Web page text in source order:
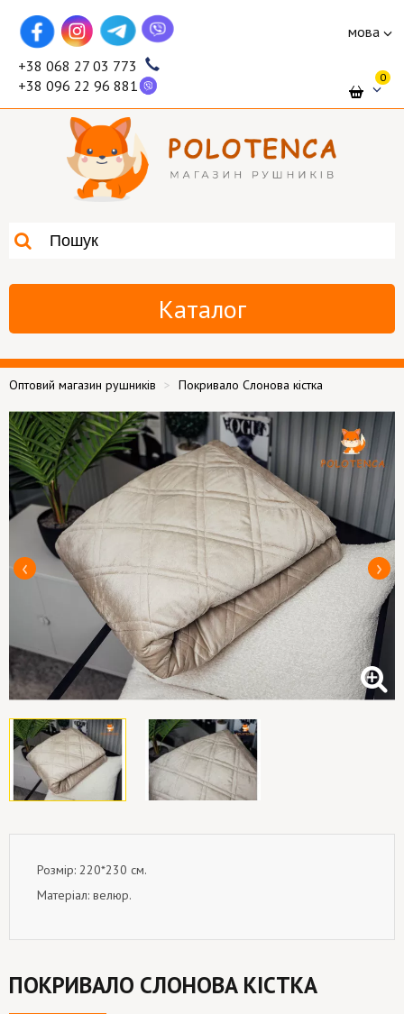
мова
+38 068 27 03 773
+38 096 22 96 881
0
Каталог
Оптовий магазин рушників Покривало Слонова кістка
Розмір: 220*230 см.
Матеріал: велюр.
ПОКРИВАЛО СЛОНОВА КІСТКА